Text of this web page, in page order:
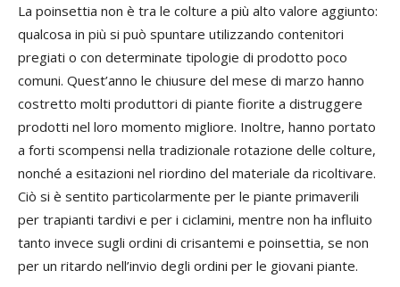
La poinsettia non è tra le colture a più alto valore aggiunto:
qualcosa in più si può spuntare utilizzando contenitori
pregiati o con determinate tipologie di prodotto poco
comuni. Quest’anno le chiusure del mese di marzo hanno
costretto molti produttori di piante fiorite a distruggere
prodotti nel loro momento migliore. Inoltre, hanno portato
a forti scompensi nella tradizionale rotazione delle colture,
nonché a esitazioni nel riordino del materiale da ricoltivare.
Ciò si è sentito particolarmente per le piante primaverili
per trapianti tardivi e per i ciclamini, mentre non ha influito
tanto invece sugli ordini di crisantemi e poinsettia, se non
per un ritardo nell’invio degli ordini per le giovani piante.